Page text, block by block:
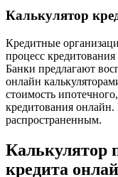
Калькулятор
Кредитные
процесс
Банки предлагают
онлайн
стоимость
кредитования онлайн.
распространенным.
Калькулятор
кредита